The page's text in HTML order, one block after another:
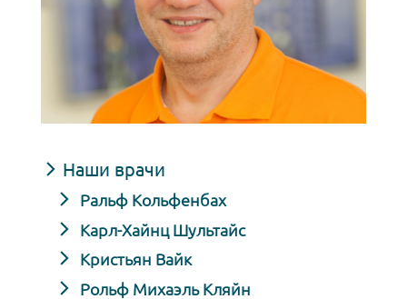
Наши врачи
Ральф Кольфенбах
Карл-Хайнц Шультайс
Кристьян Вайк
Рольф Михаэль Кляйн